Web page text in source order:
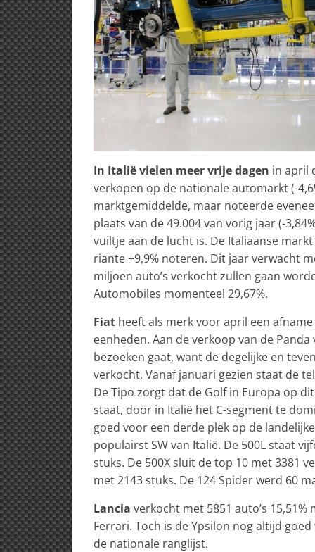
In Italië vielen meer vrije dagen in april
verkopen op de nationale automarkt (-
marktgemiddelde, maar noteerde
plaats van de 49.004 van vorig jaar (-
vuiltje aan de lucht is. De Italiaanse
riante +9,9% noteren. Dit jaar verwacht
miljoen auto’s verkocht zullen gaan
Automobiles momenteel 29,67%.
Fiat heeft als merk voor april een
eenheden. Aan de verkoop van de
bezoeken gaat, want de degelijke en
verkocht. Vanaf januari gezien staat de
De Tipo zorgt dat de Golf in Europa op
staat, door in Italië het C-segment te
goed voor een derde plek op de
populairst SW van Italië. De 500L staat
stuks. De 500X sluit de top 10 met 3381
met 2143 stuks. De 124 Spider werd 60
Lancia verkocht met 5851 auto’s
Ferrari. Toch is de Ypsilon nog altijd
de nationale ranglijst.